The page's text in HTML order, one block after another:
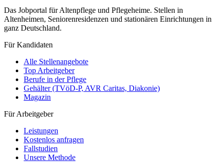
Das Jobportal für Altenpflege und Pflegeheime. Stellen in
Altenheimen, Seniorenresidenzen und stationären Einrichtungen in
ganz Deutschland.
Für Kandidaten
Alle Stellenangebote
Top Arbeitgeber
Berufe in der Pflege
Gehälter (TVöD-P, AVR Caritas, Diakonie)
Magazin
Für Arbeitgeber
Leistungen
Kostenlos anfragen
Fallstudien
Unsere Methode